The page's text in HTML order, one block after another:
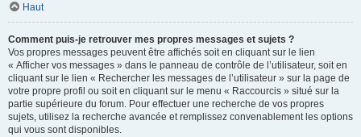
Haut
Comment puis-je retrouver mes propres messages et sujets ?
Vos propres messages peuvent être affichés soit en cliquant sur le lien
« Afficher vos messages » dans le panneau de contrôle de l’utilisateur, soit en
cliquant sur le lien « Rechercher les messages de l’utilisateur » sur la page de
votre propre profil ou soit en cliquant sur le menu « Raccourcis » situé sur la
partie supérieure du forum. Pour effectuer une recherche de vos propres
sujets, utilisez la recherche avancée et remplissez convenablement les options
qui vous sont disponibles.